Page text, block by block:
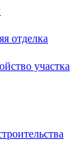
отделка
участка